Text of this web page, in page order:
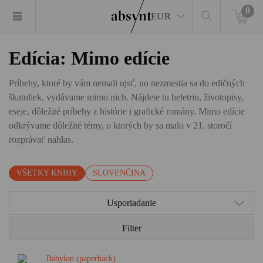
EUR
0
Edícia: Mimo edície
Príbehy, ktoré by vám nemali ujsť, no nezmestia sa do edičných
škatuliek, vydávame mimo nich. Nájdete tu beletriu, životopisy,
eseje, dôležité príbehy z histórie i grafické romány. Mimo edície
odkrývame dôležité témy, o ktorých by sa malo v 21. storočí
rozprávať nahlas.
VŠETKY KNIHY SLOVENČINA
Usporiadanie
Filter